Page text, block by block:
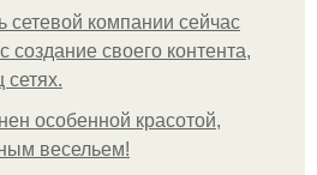
сетевой компании сейчас
создание своего контента,
сетях.
особенной красотой,
весельем!